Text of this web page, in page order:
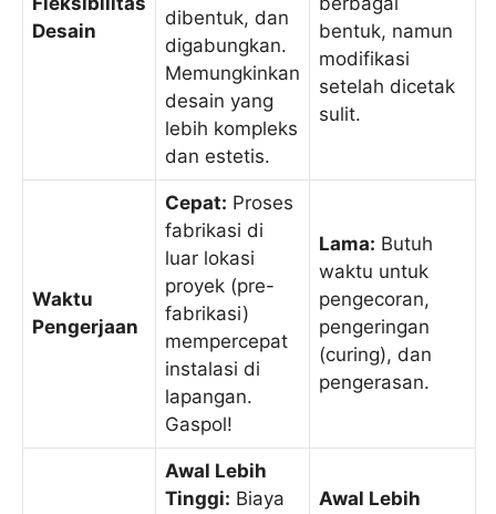
Desain
dibentuk, dan
digabungkan.
Memungkinkan
desain yang
lebih kompleks
dan estetis.
bentuk, namun
modifikasi
setelah dicetak
sulit.
Waktu
Pengerjaan
Cepat: Proses
fabrikasi di
luar lokasi
proyek (pre-
fabrikasi)
mempercepat
instalasi di
lapangan.
Gaspol!
Lama: Butuh
waktu untuk
pengecoran,
pengeringan
(curing), dan
pengerasan.
Awal Lebih
Tinggi: Biaya
Awal Lebih